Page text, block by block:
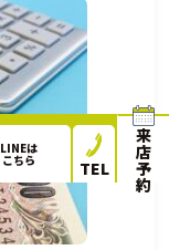
LINEは
こちら TEL
来
店
予
約